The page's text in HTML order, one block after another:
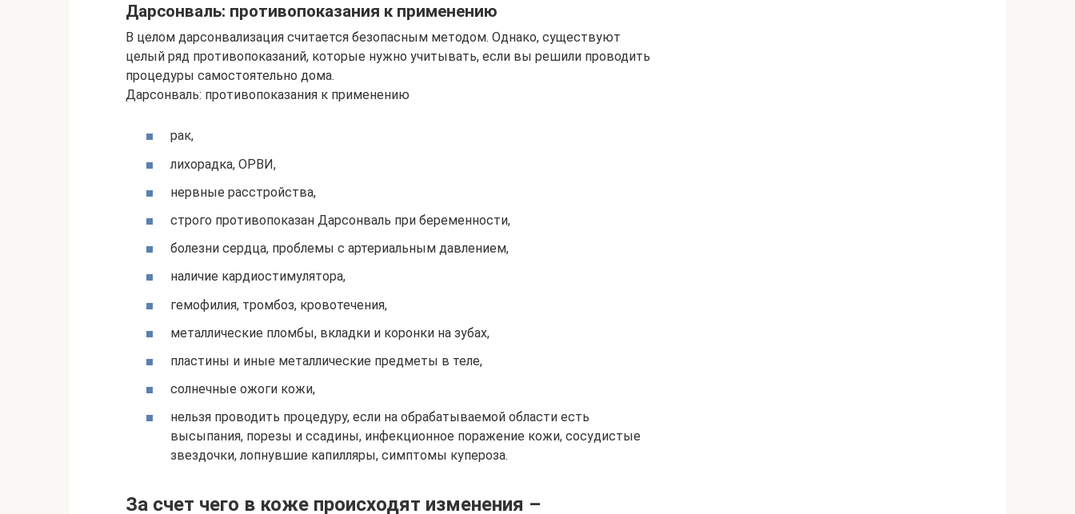
Дарсонваль: противопоказания к применению
В целом дарсонвализация считается безопасным методом. Однако, существуют
целый ряд противопоказаний, которые нужно учитывать, если вы решили проводить
процедуры самостоятельно дома.
Дарсонваль: противопоказания к применению
рак,
лихорадка, ОРВИ,
нервные расстройства,
строго противопоказан Дарсонваль при беременности,
болезни сердца, проблемы с артериальным давлением,
наличие кардиостимулятора,
гемофилия, тромбоз, кровотечения,
металлические пломбы, вкладки и коронки на зубах,
пластины и иные металлические предметы в теле,
солнечные ожоги кожи,
нельзя проводить процедуру, если на обрабатываемой области есть
высыпания, порезы и ссадины, инфекционное поражение кожи, сосудистые
звездочки, лопнувшие капилляры, симптомы купероза.
За счет чего в коже происходят изменения –